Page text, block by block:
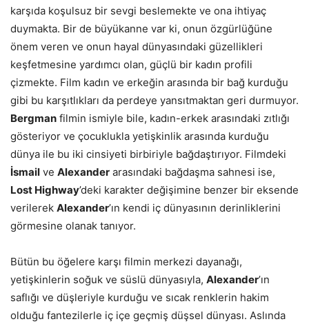
karşıda koşulsuz bir sevgi beslemekte ve ona ihtiyaç
duymakta. Bir de büyükanne var ki, onun özgürlüğüne
önem veren ve onun hayal dünyasındaki güzellikleri
keşfetmesine yardımcı olan, güçlü bir kadın profili
çizmekte. Film kadın ve erkeğin arasında bir bağ kurduğu
gibi bu karşıtlıkları da perdeye yansıtmaktan geri durmuyor.
Bergman filmin ismiyle bile, kadın-erkek arasındaki zıtlığı
gösteriyor ve çocuklukla yetişkinlik arasında kurduğu
dünya ile bu iki cinsiyeti birbiriyle bağdaştırıyor. Filmdeki
İsmail ve Alexander arasındaki bağdaşma sahnesi ise,
Lost Highway’deki karakter değişimine benzer bir eksende
verilerek Alexander’ın kendi iç dünyasının derinliklerini
görmesine olanak tanıyor.
Bütün bu öğelere karşı filmin merkezi dayanağı,
yetişkinlerin soğuk ve süslü dünyasıyla, Alexander’ın
saflığı ve düşleriyle kurduğu ve sıcak renklerin hakim
olduğu fantezilerle iç içe geçmiş düşsel dünyası. Aslında